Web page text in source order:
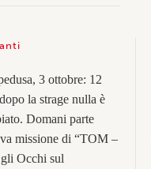
3 ottobre: 12
la strage nulla è
Domani parte
missione di “TOM –
Occhi sul